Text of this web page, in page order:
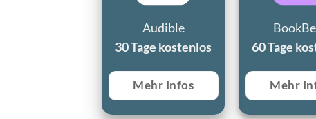
Audible
30 Tage kostenlos
Mehr Infos
60 Tage
Mehr